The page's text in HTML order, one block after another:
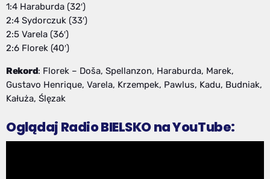
1:4 Haraburda (32′)
2:4 Sydorczuk (33′)
2:5 Varela (36′)
2:6 Florek (40′)
Rekord: Florek – Doša, Spellanzon, Haraburda, Marek,
Gustavo Henrique, Varela, Krzempek, Pawlus, Kadu, Budniak,
Kałuża, Ślęzak
Oglądaj Radio BIELSKO na YouTube: